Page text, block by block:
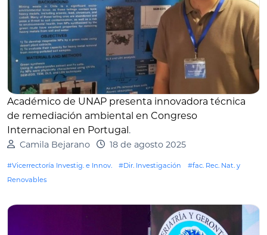
Académico de UNAP presenta innovadora técnica
de remediación ambiental en Congreso
Internacional en Portugal.
Camila Bejarano 18 de agosto 2025
#Vicerrectoría Investig. e Innov. #Dir. Investigación
#fac. Rec. Nat. y
Renovables